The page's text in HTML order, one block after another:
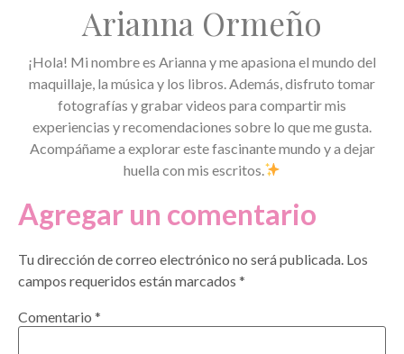
Arianna Ormeño
¡Hola! Mi nombre es Arianna y me apasiona el mundo del
maquillaje, la música y los libros. Además, disfruto tomar
fotografías y grabar videos para compartir mis
experiencias y recomendaciones sobre lo que me gusta.
Acompáñame a explorar este fascinante mundo y a dejar
huella con mis escritos.
Agregar un comentario
Tu dirección de correo electrónico no será publicada. Los
campos requeridos están marcados *
Comentario *